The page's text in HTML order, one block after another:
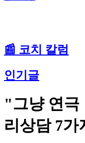
📰 코치 칼럼
인기글
"그냥 연극
리상담 7가